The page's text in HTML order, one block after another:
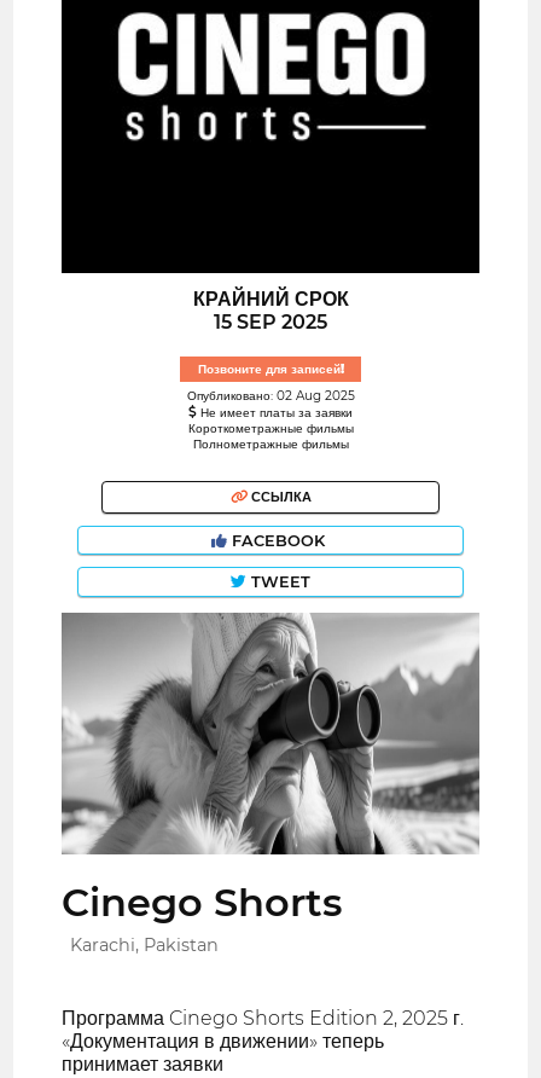
КРАЙНИЙ СРОК
15 SEP 2025
Позвоните для записей!
Опубликовано: 02 Aug 2025
Не имеет платы за заявки
Короткометражные фильмы
Полнометражные фильмы
ССЫЛКА
FACEBOOK
TWEET
Cinego Shorts
Karachi, Pakistan
Программа Cinego Shorts Edition 2, 2025 г.
«Документация в движении» теперь
принимает заявки